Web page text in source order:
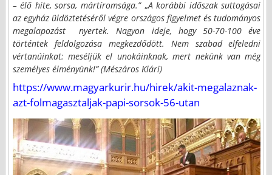
– élő hite, sorsa, mártíromsága.” „A korábbi időszak suttogásai
az egyház üldöztetéséről végre országos figyelmet és tudományos
megalapozást nyertek. Nagyon ideje, hogy 50-70-100 éve
történtek feldolgozása megkezdődött. Nem szabad elfeledni
vértanúinkat: meséljük el unokáinknak, mert nekünk van még
személyes élményünk!” (Mészáros Klári)
https://www.magyarkurir.hu/hirek/akit-megalaznak-
azt-folmagasztaljak-papi-sorsok-56-utan